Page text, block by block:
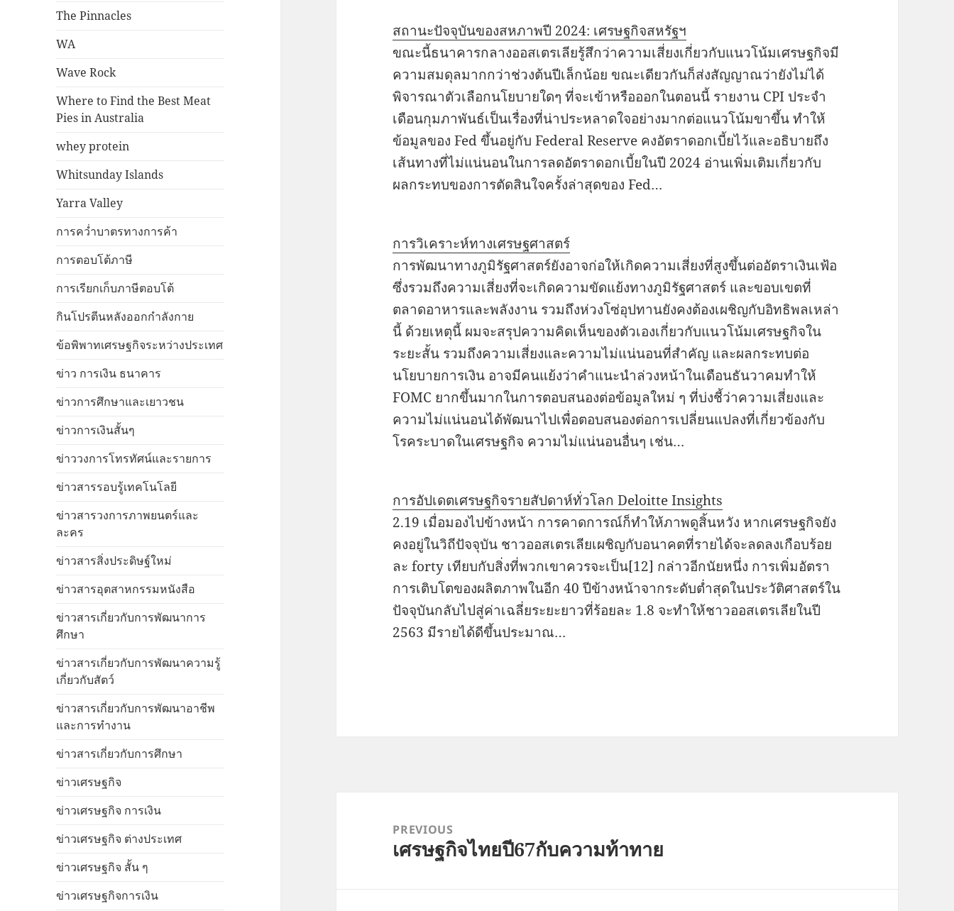
The Pinnacles
WA
Wave Rock
Where to Find the Best Meat
Pies in Australia
whey protein
Whitsunday Islands
Yarra Valley
การคว่ำบาตรทางการค้า
การตอบโต้ภาษี
การเรียกเก็บภาษีตอบโต้
กินโปรตีนหลังออกกำลังกาย
ข้อพิพาทเศรษฐกิจระหว่างประเทศ
ข่าว การเงิน ธนาคาร
ข่าวการศึกษาและเยาวชน
ข่าวการเงินสั้นๆ
ข่าววงการโทรทัศน์และรายการ
ข่าวสารรอบรู้เทคโนโลยี
ข่าวสารวงการภาพยนตร์และ
ละคร
ข่าวสารสิ่งประดิษฐ์ใหม่
ข่าวสารอุตสาหกรรมหนังสือ
ข่าวสารเกี่ยวกับการพัฒนาการ
ศึกษา
ข่าวสารเกี่ยวกับการพัฒนาความรู้
เกี่ยวกับสัตว์
ข่าวสารเกี่ยวกับการพัฒนาอาชีพ
และการทำงาน
ข่าวสารเกี่ยวกับการศึกษา
ข่าวเศรษฐกิจ
ข่าวเศรษฐกิจ การเงิน
ข่าวเศรษฐกิจ ต่างประเทศ
ข่าวเศรษฐกิจ สั้น ๆ
ข่าวเศรษฐกิจการเงิน
สถานะปัจจุบันของสหภาพปี 2024: เศรษฐกิจสหรัฐฯ
ขณะนี้ธนาคารกลางออสเตรเลียรู้สึกว่าความเสี่ยงเกี่ยวกับแนวโน้มเศรษฐกิจมี
ความสมดุลมากกว่าช่วงต้นปีเล็กน้อย ขณะเดียวกันก็ส่งสัญญาณว่ายังไม่ได้
พิจารณาตัวเลือกนโยบายใดๆ ที่จะเข้าหรือออกในตอนนี้ รายงาน CPI ประจำ
เดือนกุมภาพันธ์เป็นเรื่องที่น่าประหลาดใจอย่างมากต่อแนวโน้มขาขึ้น ทำให้
ข้อมูลของ Fed ขึ้นอยู่กับ Federal Reserve คงอัตราดอกเบี้ยไว้และอธิบายถึง
เส้นทางที่ไม่แน่นอนในการลดอัตราดอกเบี้ยในปี 2024 อ่านเพิ่มเติมเกี่ยวกับ
ผลกระทบของการตัดสินใจครั้งล่าสุดของ Fed…
การวิเคราะห์ทางเศรษฐศาสตร์
การพัฒนาทางภูมิรัฐศาสตร์ยังอาจก่อให้เกิดความเสี่ยงที่สูงขึ้นต่ออัตราเงินเฟ้อ
ซึ่งรวมถึงความเสี่ยงที่จะเกิดความขัดแย้งทางภูมิรัฐศาสตร์ และขอบเขตที่
ตลาดอาหารและพลังงาน รวมถึงห่วงโซ่อุปทานยังคงต้องเผชิญกับอิทธิพลเหล่า
นี้ ด้วยเหตุนี้ ผมจะสรุปความคิดเห็นของตัวเองเกี่ยวกับแนวโน้มเศรษฐกิจใน
ระยะสั้น รวมถึงความเสี่ยงและความไม่แน่นอนที่สำคัญ และผลกระทบต่อ
นโยบายการเงิน อาจมีคนแย้งว่าคำแนะนำล่วงหน้าในเดือนธันวาคมทำให้
FOMC ยากขึ้นมากในการตอบสนองต่อข้อมูลใหม่ ๆ ที่บ่งชี้ว่าความเสี่ยงและ
ความไม่แน่นอนได้พัฒนาไปเพื่อตอบสนองต่อการเปลี่ยนแปลงที่เกี่ยวข้องกับ
โรคระบาดในเศรษฐกิจ ความไม่แน่นอนอื่นๆ เช่น…
การอัปเดตเศรษฐกิจรายสัปดาห์ทั่วโลก Deloitte Insights
2.19 เมื่อมองไปข้างหน้า การคาดการณ์ก็ทำให้ภาพดูสิ้นหวัง หากเศรษฐกิจยัง
คงอยู่ในวิถีปัจจุบัน ชาวออสเตรเลียเผชิญกับอนาคตที่รายได้จะลดลงเกือบร้อย
ละ forty เทียบกับสิ่งที่พวกเขาควรจะเป็น[12] กล่าวอีกนัยหนึ่ง การเพิ่มอัตรา
การเติบโตของผลิตภาพในอีก 40 ปีข้างหน้าจากระดับต่ำสุดในประวัติศาสตร์ใน
ปัจจุบันกลับไปสู่ค่าเฉลี่ยระยะยาวที่ร้อยละ 1.8 จะทำให้ชาวออสเตรเลียในปี
2563 มีรายได้ดีขึ้นประมาณ…
navigationPREVIOUS
Previous
เศรษฐกิจไทยปี67กับความท้าทาย